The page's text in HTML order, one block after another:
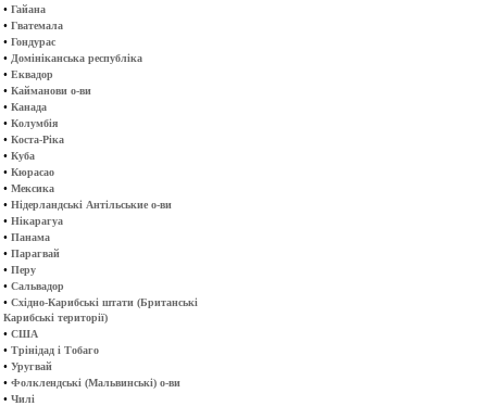
• Гайана
• Гватемала
• Гондурас
• Домініканська республіка
• Еквадор
• Кайманови о-ви
• Канада
• Колумбія
• Коста-Ріка
• Куба
• Кюрасао
• Мексика
• Нідерландські Антільськие о-ви
• Нікарагуа
• Панама
• Парагвай
• Перу
• Сальвадор
• Східно-Карибські штати (Британські
Карибські території)
• США
• Трінідад і Тобаго
• Уругвай
• Фолклендські (Мальвинські) о-ви
• Чилі